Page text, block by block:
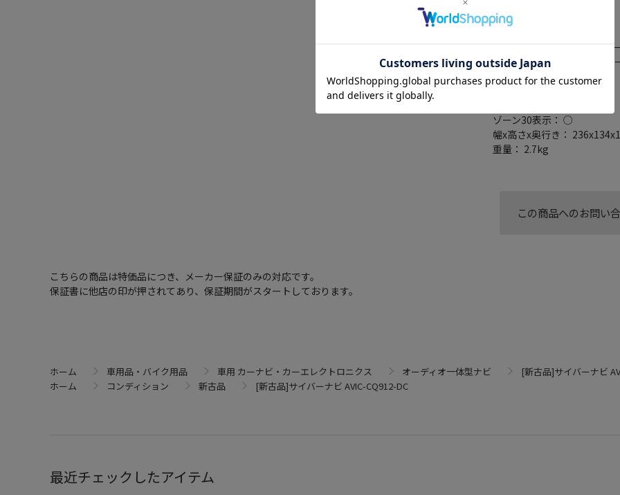
ミラーリング対応： ○
外部メモリスロット： SDカ
接続端子： USB端子/USB
出力x1)
ゾーン30表示： ○
幅x高さx奥行き：
重量： 2.7kg
この商品へのお問い
こちらの商品は特価品につき、メーカー保証のみの対応です。
保証書に他店の印が押されてあり、保証期間がスタートしております。
ホーム 車用品・バイク用品 車用 カーナビ・カーエレクトロニクス オーディオ一体型ナビ
[新古品]サイバーナビ
ホーム
コンディション 新古品 [新古品]サイバーナビ AVIC-CQ912-DC
最近チェックしたアイテム